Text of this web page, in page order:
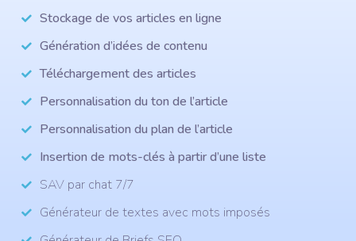
Stockage de vos articles en ligne
Génération d’idées de contenu
Téléchargement des articles
Personnalisation du ton de l’article
Personnalisation du plan de l’article
Insertion de mots-clés à partir d’une liste
SAV par chat 7/7
Générateur de textes avec mots imposés